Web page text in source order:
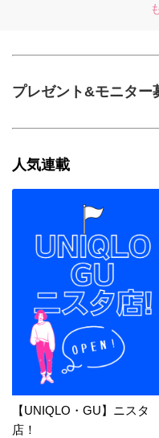
プレゼント&モニター
人気連載
【UNIQLO・GU】ニスタ
店！